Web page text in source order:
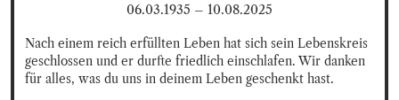
06.03.1935 – 10.08.2025
Nach einem reich erfüllten Leben hat sich sein Lebenskreis
geschlossen und er durfte friedlich einschlafen. Wir danken
für alles, was du uns in deinem Leben geschenkt hast.